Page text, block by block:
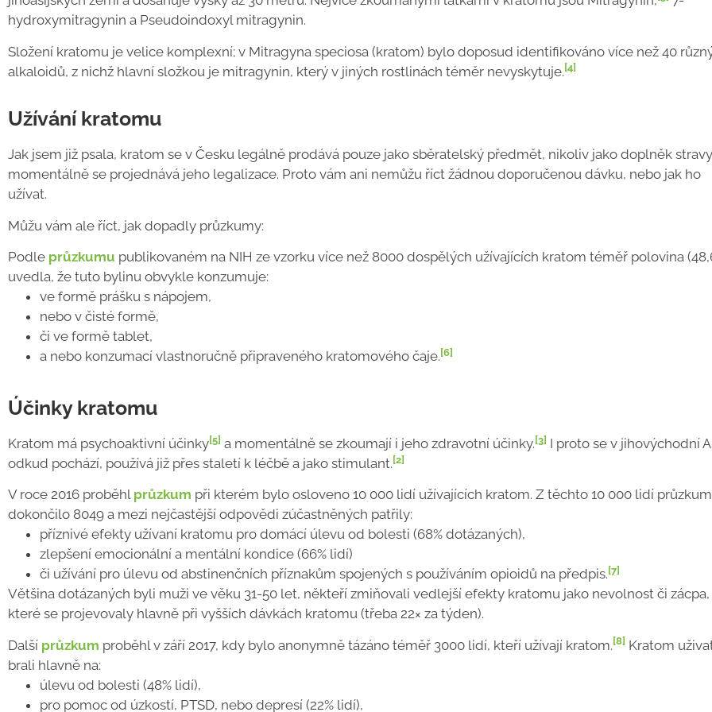
hydroxymitragynin a Pseudoindoxyl mitragynin.
Složení kratomu je velice komplexní; v Mitragyna speciosa (kratom) bylo doposud identifikováno více než 40
alkaloidů, z nichž hlavní složkou je mitragynin, který v jiných rostlinách téměr nevyskytuje. [4]
Užívání kratomu
Jak jsem již psala, kratom se v Česku legálně prodává pouze jako sběratelský předmět, nikoliv jako doplněk
momentálně se projednává jeho legalizace. Proto vám ani nemůžu říct žádnou doporučenou dávku, nebo jak ho
užívat.
Můžu vám ale říct, jak dopadly průzkumy:
Podle průzkumu publikovaném na NIH ze vzorku více než 8000 dospělých užívajících kratom téměř polovina
uvedla, že tuto bylinu obvykle konzumuje:
ve formě prášku s nápojem,
nebo v čisté formě,
či ve formě tablet,
a nebo konzumací vlastnoručně připraveného kratomového čaje.[6]
Účinky kratomu
Kratom má psychoaktivní účinky[5] a momentálně se zkoumají i jeho zdravotní účinky.[3] I proto se v jihovýchodní
odkud pochází, používá již přes staletí k léčbě a jako stimulant.[2]
V roce 2016 proběhl průzkum při kterém bylo osloveno 10 000 lidí užívajících kratom. Z těchto 10 000 lidí průzkum
dokončilo 8049 a mezi nejčastější odpovědi zúčastněných patřily:
příznivé efekty užívaní kratomu pro domácí úlevu od bolesti (68% dotázaných),
zlepšení emocionální a mentální kondice (66% lidí)
či užívání pro úlevu od abstinenčních příznakům spojených s používáním opioidů na předpis. [7]
Většina dotázaných byli muži ve věku 31-50 let, někteří zmiňovali vedlejší efekty kratomu jako nevolnost či zácpa,
které se projevovaly hlavně při vyšších dávkách kratomu (třeba 22× za týden).
Další průzkum proběhl v září 2017, kdy bylo anonymně tázáno téměř 3000 lidí, kteří užívají kratom. [8] Kratom
brali hlavně na:
úlevu od bolesti (48% lidí),
pro pomoc od úzkostí, PTSD, nebo depresí (22% lidí),